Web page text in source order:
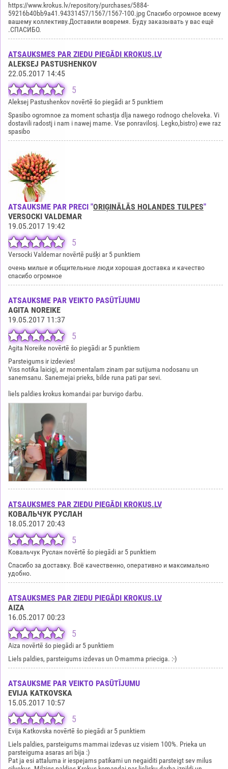
https://www.krokus.lv/repository/purchases/5884-
59216b40bb9a41.94331457/1567/1567-100.jpg Спасибо огромное всему
вашему коллективу.Доставили вовремя. Буду заказывать у вас ещё
.СПАСИБО.
ATSAUKSMES PAR ZIEDU PIEGĀDI KROKUS.LV
ALEKSEJ PASTUSHENKOV
22.05.2017 14:45
5
Aleksej Pastushenkov novērtē šo piegādi ar 5 punktiem
Spasibo ogromnoe za moment schastja dlja nawego rodnogo cheloveka. Vi
dostavili radostj i nam i nawej mame. Vse ponravilosj. Legko,bistro) ewe raz
spasibo
ATSAUKSME PAR PRECI "ORIĢINĀLĀS HOLANDES TULPES"
VERSOCKI VALDEMAR
19.05.2017 19:42
5
Versocki Valdemar novērtē pušķi ar 5 punktiem
очень милые и общительные люди хорошая доставка и качество
спасибо огромное
ATSAUKSME PAR VEIKTO PASŪTĪJUMU
AGITA NOREIKE
19.05.2017 11:37
5
Agita Noreike novērtē šo piegādi ar 5 punktiem
Parsteigums ir izdevies!
Viss notika laicigi, ar momentalam zinam par sutijuma nodosanu un
sanemsanu. Sanemejai prieks, bilde runa pati par sevi.
liels paldies krokus komandai par burvigo darbu.
ATSAUKSMES PAR ZIEDU PIEGĀDI KROKUS.LV
КОВАЛЬЧУК РУСЛАН
18.05.2017 20:43
5
Ковальчук Руслан novērtē šo piegādi ar 5 punktiem
Спасибо за доставку. Всё качественно, оперативно и максимально
удобно.
ATSAUKSMES PAR ZIEDU PIEGĀDI KROKUS.LV
AIZA
16.05.2017 00:23
5
Aiza novērtē šo piegādi ar 5 punktiem
Liels paldies, parsteigums izdevas un O-mamma prieciga. :-)
ATSAUKSME PAR VEIKTO PASŪTĪJUMU
EVIJA KATKOVSKA
15.05.2017 10:57
5
Evija Katkovska novērtē šo piegādi ar 5 punktiem
Liels paldies, parsteigums mammai izdevas uz visiem 100%. Prieka un
parsteiguma asaras ari bija :)
Pat ja esi attaluma ir iespejams patikami un negaiditi parsteigt sev milus